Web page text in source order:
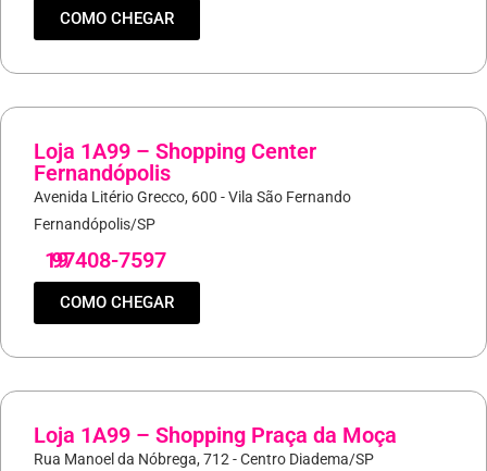
COMO CHEGAR
Loja 1A99 – Shopping Center
Fernandópolis
Avenida Litério Grecco, 600 - Vila São Fernando
Fernandópolis/SP
19
97408-7597
COMO CHEGAR
Loja 1A99 – Shopping Praça da Moça
Rua Manoel da Nóbrega, 712 - Centro Diadema/SP